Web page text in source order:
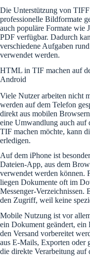
Die Unterstützung von
professionelle Bildformate
auch populäre Formate wie
PDF verfügbar. Dadurch
verschiedene Aufgaben
verwendet werden.
HTML in TIF machen auf
Android
Viele Nutzer arbeiten nicht
werden auf dem Telefon
direkt aus mobilen
eine Umwandlung auch
TIF machen möchte, kann
erledigen.
Auf dem iPhone ist
Dateien-App, aus dem
verwendet werden
liegen Dokumente oft im
Messenger-Verzeichnissen.
den Zugriff, weil keine
Mobile Nutzung ist vor
ein Dokument geändert,
den Versand vorbereitet
aus E-Mails, Exporten oder
die direkte Verarbeitung auf